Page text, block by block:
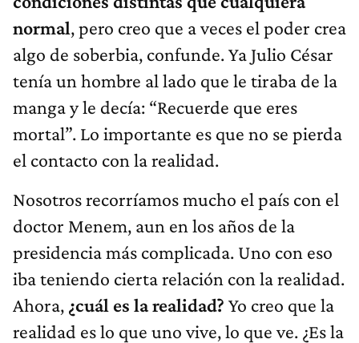
normal, pero creo que a veces el poder crea
algo de soberbia, confunde. Ya Julio César
tenía un hombre al lado que le tiraba de la
manga y le decía: “Recuerde que eres
mortal”. Lo importante es que no se pierda
el contacto con la realidad.
Nosotros recorríamos mucho el país con el
doctor Menem, aun en los años de la
presidencia más complicada. Uno con eso
iba teniendo cierta relación con la realidad.
Ahora, ¿cuál es la realidad? Yo creo que la
realidad es lo que uno vive, lo que ve. ¿Es la